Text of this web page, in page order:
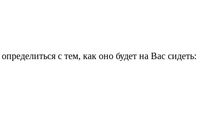
с тем, как оно будет на Вас сидеть: